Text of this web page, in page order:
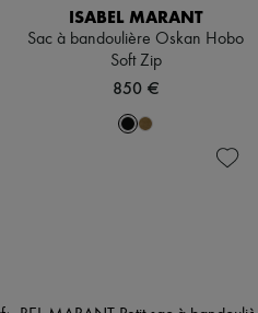
ISABEL MARANT
Sac à bandoulière Oskan Hobo
Soft Zip
850 €